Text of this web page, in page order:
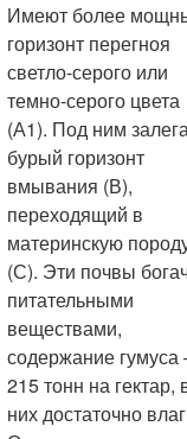
Имеют более
горизонт перегноя
светло-серого или
темно-серого цвета
(А1). Под ним
бурый горизонт
вмывания (В),
переходящий в
материнскую
(С). Эти почвы
питательными
веществами,
содержание гумуса
215 тонн на гектар,
них достаточно